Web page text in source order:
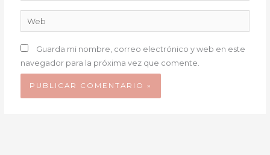
Web
Guarda mi nombre, correo electrónico y web en este
navegador para la próxima vez que comente.